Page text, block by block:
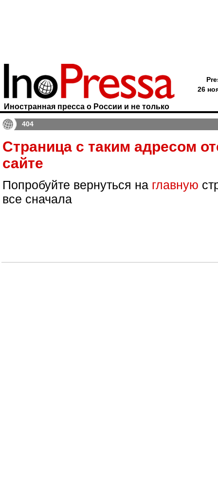
Иностранная пресса о России и не только
26
404
Страница с таким адресом
сайте
Попробуйте вернуться на главную
все сначала